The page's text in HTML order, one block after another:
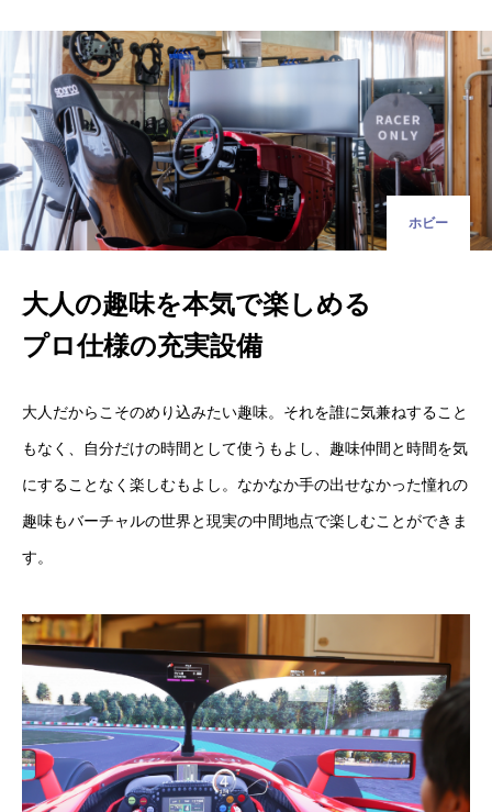
ホビー
大人の趣味を本気で楽しめる
プロ仕様の充実設備
大人だからこそのめり込みたい趣味。それを誰に気兼ねすること
もなく、自分だけの時間として使うもよし、趣味仲間と時間を気
にすることなく楽しむもよし。なかなか手の出せなかった憧れの
趣味もバーチャルの世界と現実の中間地点で楽しむことができま
す。